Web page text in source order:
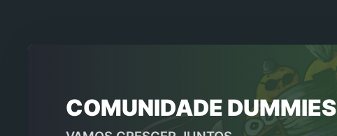
COMUNIDADE DUMMIES